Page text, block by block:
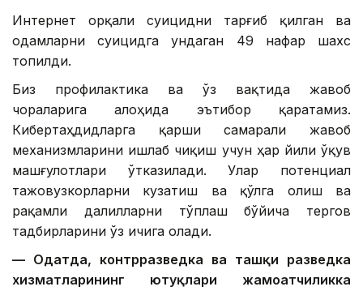
Интернет орқали суицидни тарғиб қилган ва
одамларни суицидга ундаган 49 нафар шахс
топилди.
Биз профилактика ва ўз вақтида жавоб
чораларига алоҳида эътибор қаратамиз.
Кибертаҳдидларга қарши самарали жавоб
механизмларини ишлаб чиқиш учун ҳар йили ўқув
машғулотлари ўтказилади. Улар потенциал
тажовузкорларни кузатиш ва қўлга олиш ва
рақамли далилларни тўплаш бўйича тергов
тадбирларини ўз ичига олади.
— Одатда, контрразведка ва ташқи разведка
хизматларининг ютуқлари жамоатчиликка